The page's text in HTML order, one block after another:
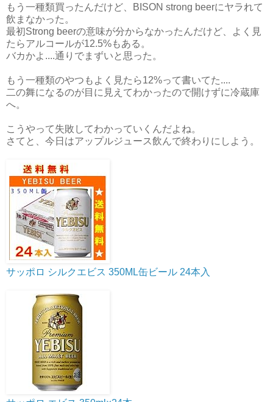
もう一種類買ったんだけど、BISON strong beerにヤラれて
飲まなかった。
最初Strong beerの意味が分からなかったんだけど、よく見
たらアルコールが12.5%もある。
バカかよ....通りでまずいと思った。
もう一種類のやつもよく見たら12%って書いてた....
二の舞になるのが目に見えてわかったので開けずに冷蔵庫
へ。
こうやって失敗してわかっていくんだよね。
さてと、今日はアップルジュース飲んで終わりにしよう。
サッポロ シルクエビス 350ML缶ビール 24本入